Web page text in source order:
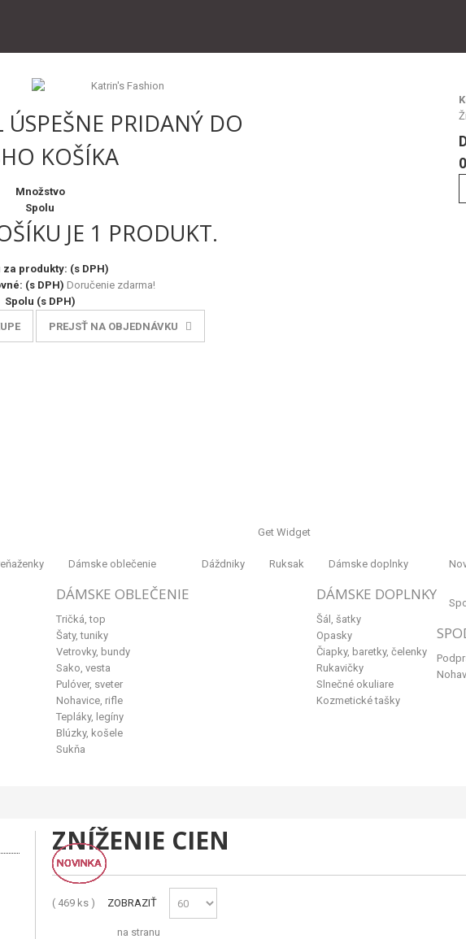
PRIDANÝ DO
KOŠÍKA
Množstvo
Spolu
JE 1 PRODUKT.
za produkty: (s DPH)
(s DPH) Doručenie zdarma!
Spolu (s DPH)
PREJSŤ NA OBJEDNÁVKU
Get Widget
Dámske oblečenie
DÁMSKE OBLEČENIE
Tričká, top
Šaty, tuniky
Vetrovky, bundy
Sako, vesta
Pulóver, sveter
Nohavice, rifle
Tepláky, legíny
Blúzky, košele
Sukňa
Dáždniky Ruksak Dámske doplnky
DÁMSKE DOPLNKY
Šál, šatky
Opasky
Čiapky, baretky, čelenky
Rukavičky
Slnečné okuliare
Kozmetické tašky
ZNÍŽENIE CIEN
( 469 ks ) ZOBRAZIŤ
na stranu
NOVINKA
NOVINKA
NOVINKA
NOVINKA
NOVINKA
NOVINKA
NOVINKA
NOVINKA
NOVINKA
NOVINKA
NOVINKA
NOVINKA